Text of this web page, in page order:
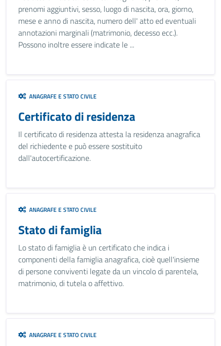
prenomi aggiuntivi, sesso, luogo di nascita, ora, giorno,
mese e anno di nascita, numero dell' atto ed eventuali
annotazioni marginali (matrimonio, decesso ecc.).
Possono inoltre essere indicate le ...
ANAGRAFE E STATO CIVILE
Certificato di residenza
Il certificato di residenza attesta la residenza anagrafica
del richiedente e può essere sostituito
dall'autocertificazione.
ANAGRAFE E STATO CIVILE
Stato di famiglia
Lo stato di famiglia è un certificato che indica i
componenti della famiglia anagrafica, cioè quell'insieme
di persone conviventi legate da un vincolo di parentela,
matrimonio, di tutela o affettivo.
ANAGRAFE E STATO CIVILE